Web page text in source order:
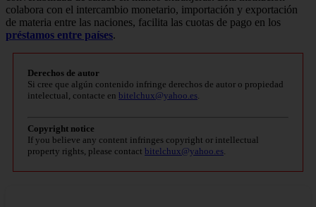
colabora con el intercambio monetario, importación y exportación
de materia entre las naciones, facilita las cuotas de pago en los
préstamos entre países.
Derechos de autor
Si cree que algún contenido infringe derechos de autor o propiedad
intelectual, contacte en bitelchux@yahoo.es
Copyright notice
If you believe any content infringes copyright or intellectual
property rights, please contact bitelchux@yahoo.es